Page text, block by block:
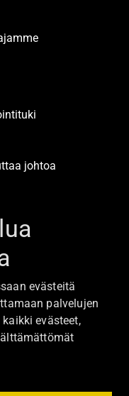
johtoa
evästeitä
palvelujen
evästeet,